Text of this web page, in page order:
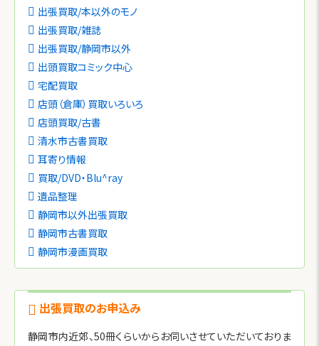
出張買取/本以外のモノ
出張買取/雑誌
出張買取/静岡市以外
出頭買取コミック中心
宅配買取
店頭（倉庫）買取いろいろ
店頭買取/古書
清水市古書買取
耳寄り情報
買取/DVD・Blu^ray
遺品整理
静岡市以外出張買取
静岡市古書買取
静岡市漫画買取
出張買取のお申込み
静岡市内近郊、50冊くらいからお伺いさせていただいておりま